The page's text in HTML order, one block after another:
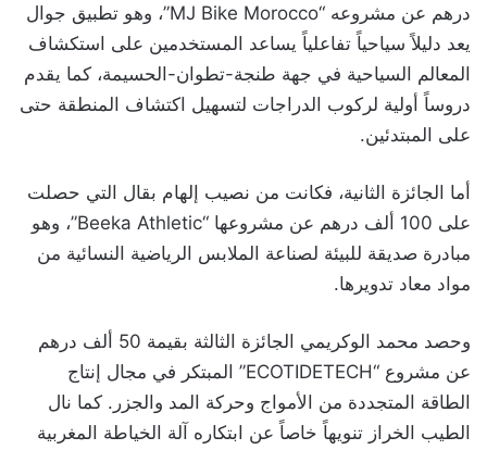
درهم عن مشروعه “MJ Bike Morocco”، وهو تطبيق جوال
يعد دليلاً سياحياً تفاعلياً يساعد المستخدمين على استكشاف
المعالم السياحية في جهة طنجة-تطوان-الحسيمة، كما يقدم
دروساً أولية لركوب الدراجات لتسهيل اكتشاف المنطقة حتى
على المبتدئين.
أما الجائزة الثانية، فكانت من نصيب إلهام بقال التي حصلت
على 100 ألف درهم عن مشروعها “Beeka Athletic”، وهو
مبادرة صديقة للبيئة لصناعة الملابس الرياضية النسائية من
مواد معاد تدويرها.
وحصد محمد الوكريمي الجائزة الثالثة بقيمة 50 ألف درهم
عن مشروع “ECOTIDETECH” المبتكر في مجال إنتاج
الطاقة المتجددة من الأمواج وحركة المد والجزر. كما نال
الطيب الخراز تنويهاً خاصاً عن ابتكاره آلة الخياطة المغربية